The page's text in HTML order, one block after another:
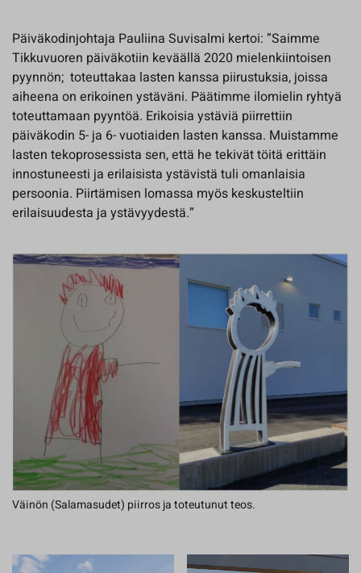
Päiväkodinjohtaja Pauliina Suvisalmi kertoi: ”Saimme
Tikkuvuoren päiväkotiin keväällä 2020 mielenkiintoisen
pyynnön; toteuttakaa lasten kanssa piirustuksia, joissa
aiheena on erikoinen ystäväni. Päätimme ilomielin ryhtyä
toteuttamaan pyyntöä. Erikoisia ystäviä piirrettiin
päiväkodin 5- ja 6- vuotiaiden lasten kanssa. Muistamme
lasten tekoprosessista sen, että he tekivät töitä erittäin
innostuneesti ja erilaisista ystävistä tuli omanlaisia
persoonia. Piirtämisen lomassa myös keskusteltiin
erilaisuudesta ja ystävyydestä.”
Väinön (Salamasudet) piirros ja toteutunut teos.